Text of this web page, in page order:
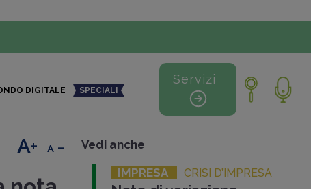
DIGITALE SPECIALI
Servizi
+ - Vedi anche
IMPRESA CRISI D’IMPRESA